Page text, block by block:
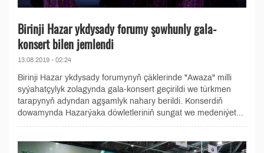
Birinji Hazar ykdysady forumy şowhunly gala-
konsert bilen jemlendi
13.08.2019 - 02:24
Birinji Hazar ykdysady forumynyň çäklerinde "Awaza" milli
syýahatçylyk zolagynda gala-konsert geçirildi we türkmen
tarapynyň adyndan agşamlyk nahary berildi. Konserdiň
dowamynda Hazarýaka döwletleriniň sungat we medeniýet...